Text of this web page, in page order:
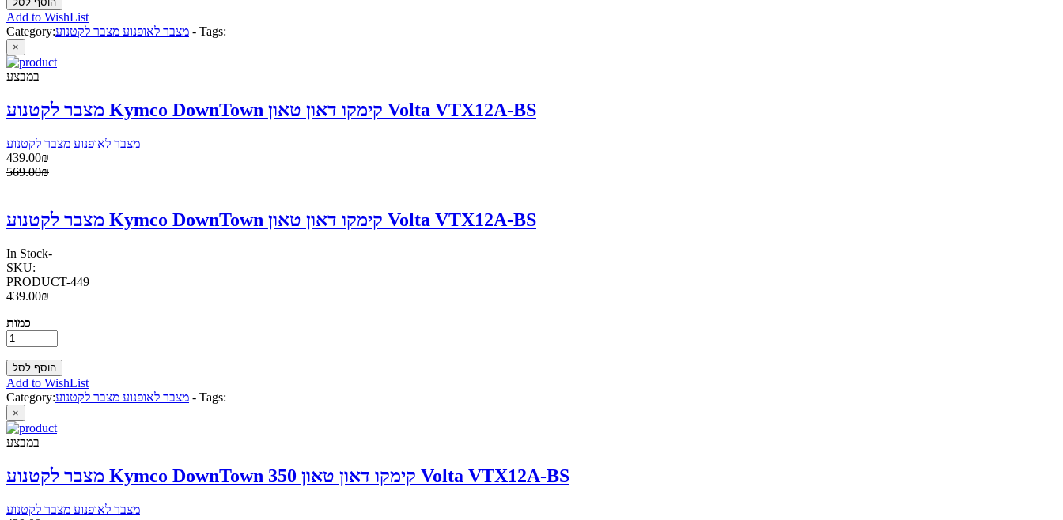
Add to WishList
Category:מצבר לאופנוע מצבר לקטנוע - Tags:
×
במבצע
מצבר לקטנוע Kymco DownTown קימקו דאון טאון Volta VTX12A-BS
מצבר לאופנוע מצבר לקטנוע
439.00₪
569.00₪
מצבר לקטנוע Kymco DownTown קימקו דאון טאון Volta VTX12A-BS
In Stock-
SKU:
PRODUCT-449
439.00₪
כמות
Add to WishList
Category:מצבר לאופנוע מצבר לקטנוע - Tags:
×
במבצע
מצבר לקטנוע Kymco DownTown 350 קימקו דאון טאון Volta VTX12A-BS
מצבר לאופנוע מצבר לקטנוע